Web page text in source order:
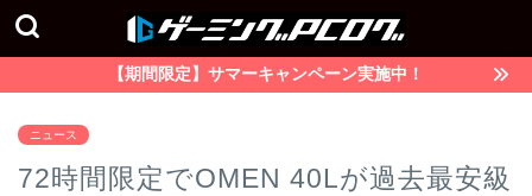
【期間限定】サマーキャンペーン実施中！
ニュース
72時間限定でOMEN 40Lが過去最安級